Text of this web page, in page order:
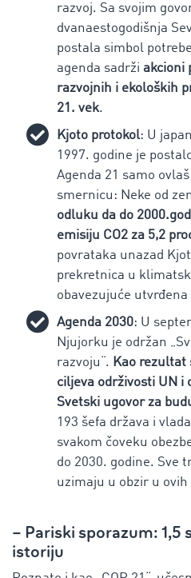
razvoj. Sa svojim
dvanaestogodišnja
postala simbol
agenda sadrži akcioni
razvojnih i ekoloških
21. vek.
Kjoto protokol: U
1997. godine je
Agenda 21 samo
smernicu: Neke od
odluku da do
emisiju CO2 za 5,2
povrataka unazad
prekretnica u
obavezujuće
Agenda 2030: U
Njujorku je održan
razvoju“. Kao rezultat
ciljeva održivosti UN i
Svetski ugovor za
193 šefa država i
svakom čoveku
do 2030. godine. Sve
uzimaju u obzir u ovih
– Pariski sporazum: 1,5
istoriju